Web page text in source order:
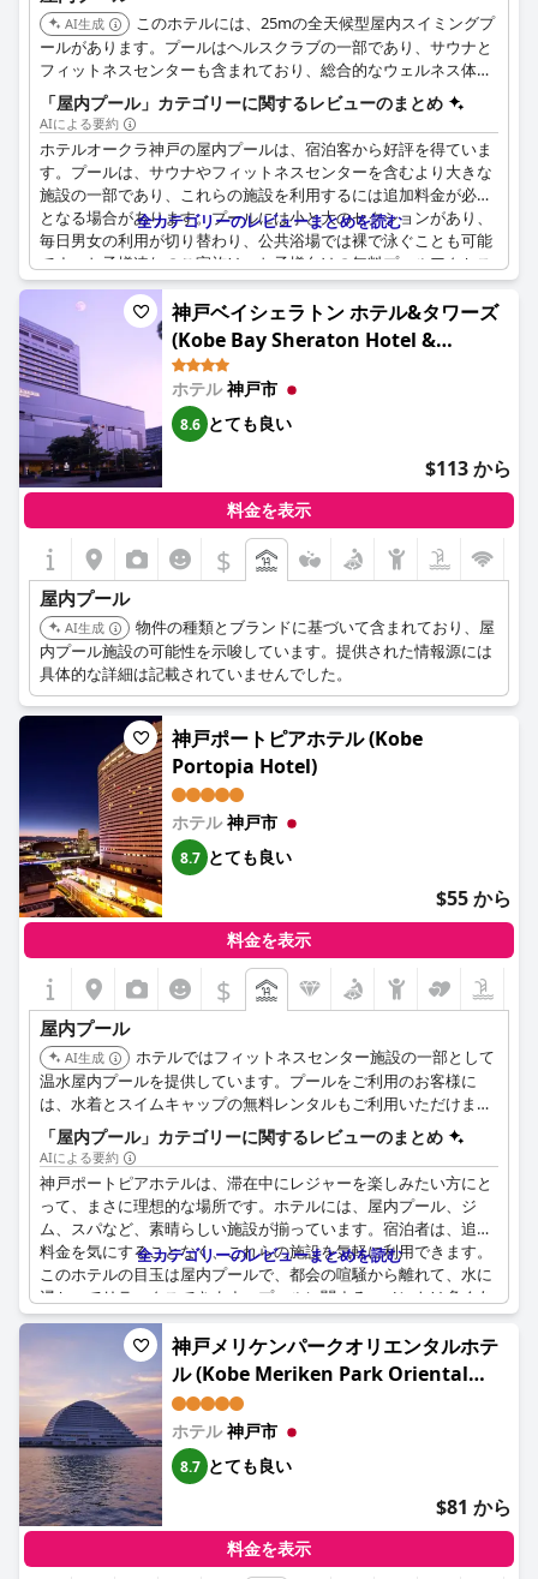
AI生成
このホテルには、25mの全天候型屋内スイミングプ
ールがあります。プールはヘルスクラブの一部であり、サウナと
フィットネスセンターも含まれており、総合的なウェルネス体験
を提供します。
「屋内プール」カテゴリーに関するレビューのまとめ
AIによる要約
ホテルオークラ神戸の屋内プールは、宿泊客から好評を得ていま
す。プールは、サウナやフィットネスセンターを含むより大きな
施設の一部であり、これらの施設を利用するには追加料金が必要
となる場合があります。プールには小と大のセクションがあり、
毎日男女の利用が切り替わり、公共浴場では裸で泳ぐことも可能
です。お子様連れのご家族は、お子様向けの無料プールアクセス
を利用でき、子供たちが楽しめるボーネルンドの遊具を備えた屋
内プレイルームもあります。
全カテゴリーのレビューまとめを読む
神戸ベイシェラトン ホテル&タワーズ
(Kobe Bay Sheraton Hotel &
Towers)
ホテル神戸市
8.6 とても良い
$113 から
料金を表示
$
屋内プール
AI生成
物件の種類とブランドに基づいて含まれており、屋
内プール施設の可能性を示唆しています。提供された情報源には
具体的な詳細は記載されていませんでした。
神戸ポートピアホテル (Kobe
Portopia Hotel)
ホテル神戸市
8.7 とても良い
$55 から
料金を表示
$
屋内プール
AI生成
ホテルではフィットネスセンター施設の一部として
温水屋内プールを提供しています。プールをご利用のお客様に
は、水着とスイムキャップの無料レンタルもご利用いただけま
す。
「屋内プール」カテゴリーに関するレビューのまとめ
AIによる要約
神戸ポートピアホテルは、滞在中にレジャーを楽しみたい方にと
って、まさに理想的な場所です。ホテルには、屋内プール、ジ
ム、スパなど、素晴らしい施設が揃っています。宿泊者は、追加
料金を気にすることなく、これらの施設を気軽に利用できます。
このホテルの目玉は屋内プールで、都会の喧騒から離れて、水に
浸かってリラックスできます。プールに関するコメントは多くあ
りませんでしたが、宿泊者はこのアメニティを利用して楽しんで
いました。全体として、神戸ポートピアホテルは、最高級の施設
が充実した贅沢な滞在を求めている旅行者にとって、最適な選択
肢です。
全カテゴリーのレビューまとめを読む
神戸メリケンパークオリエンタルホテ
ル (Kobe Meriken Park Oriental
Hotel)
ホテル神戸市
8.7 とても良い
$81 から
料金を表示